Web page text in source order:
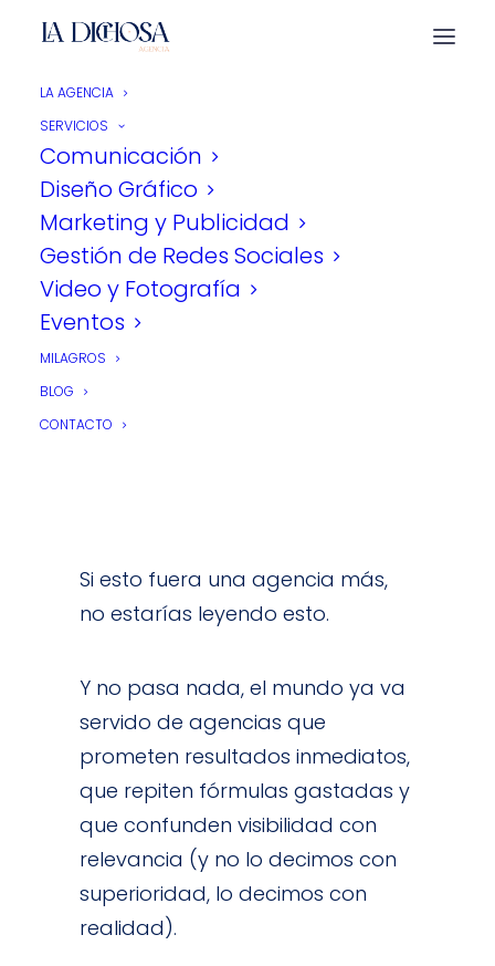
LA AGENCIA
SERVICIOS
Comunicación
Diseño Gráfico
Marketing y Publicidad
Gestión de Redes Sociales
Video y Fotografía
Eventos
MILAGROS
BLOG
CONTACTO
InNoticias
2026
Por qué el mundo no
necesita otra agencia
(aunque esta sí)
Si esto fuera una agencia más,
no estarías leyendo esto.
Y no pasa nada, el mundo ya va
servido de agencias que
prometen resultados inmediatos,
que repiten fórmulas gastadas y
que confunden visibilidad con
relevancia (y no lo decimos con
superioridad, lo decimos con
realidad).